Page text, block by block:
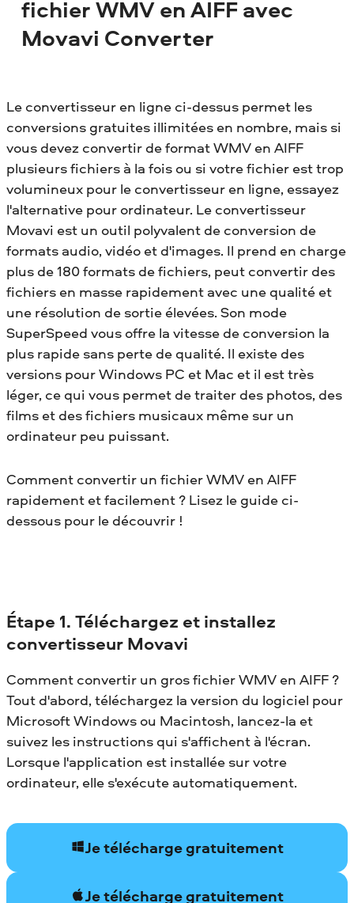
fichier WMV en AIFF avec
Movavi Converter
Le convertisseur en ligne ci-dessus permet les
conversions gratuites illimitées en nombre, mais si
vous devez convertir de format WMV en AIFF
plusieurs fichiers à la fois ou si votre fichier est trop
volumineux pour le convertisseur en ligne, essayez
l'alternative pour ordinateur. Le convertisseur
Movavi est un outil polyvalent de conversion de
formats audio, vidéo et d'images. Il prend en charge
plus de 180 formats de fichiers, peut convertir des
fichiers en masse rapidement avec une qualité et
une résolution de sortie élevées. Son mode
SuperSpeed vous offre la vitesse de conversion la
plus rapide sans perte de qualité. Il existe des
versions pour Windows PC et Mac et il est très
léger, ce qui vous permet de traiter des photos, des
films et des fichiers musicaux même sur un
ordinateur peu puissant.
Comment convertir un fichier WMV en AIFF
rapidement et facilement ? Lisez le guide ci-
dessous pour le découvrir !
Étape 1. Téléchargez et installez
convertisseur Movavi
Comment convertir un gros fichier WMV en AIFF ?
Tout d'abord, téléchargez la version du logiciel pour
Microsoft Windows ou Macintosh, lancez-la et
suivez les instructions qui s'affichent à l'écran.
Lorsque l'application est installée sur votre
ordinateur, elle s'exécute automatiquement.
Je télécharge gratuitement
Je télécharge gratuitement